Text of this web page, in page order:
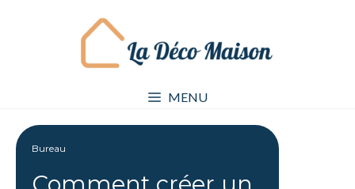
MENU
Bureau